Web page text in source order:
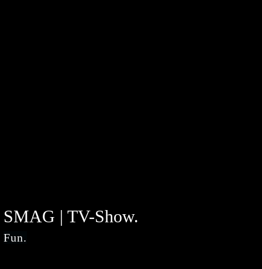
SMAG | TV-Show.
Fun.